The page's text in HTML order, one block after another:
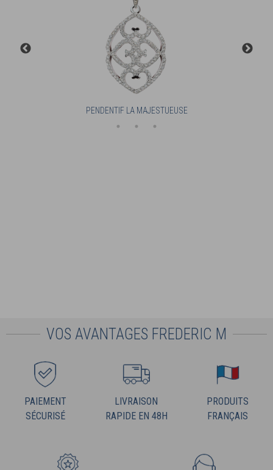
PENDENTIF LA MAJESTUEUSE
VOS AVANTAGES FREDERIC M
PAIEMENT
SÉCURISÉ
LIVRAISON
RAPIDE EN 48H
PRODUITS
FRANÇAIS